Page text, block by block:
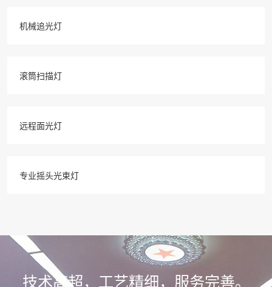
机械追光灯
滚筒扫描灯
远程面光灯
专业摇头光束灯
技术高超，工艺精细，服务完善。